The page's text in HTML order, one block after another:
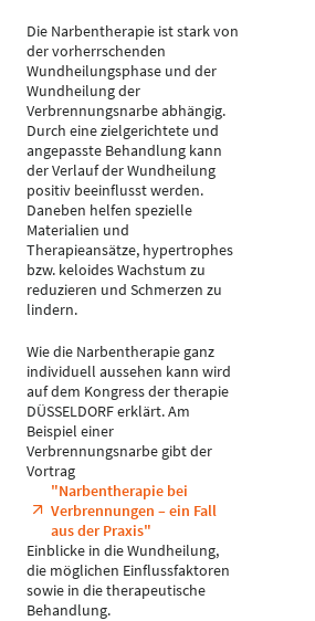
Die Narbentherapie ist stark von
der vorherrschenden
Wundheilungsphase und der
Wundheilung der
Verbrennungsnarbe abhängig.
Durch eine zielgerichtete und
angepasste Behandlung kann
der Verlauf der Wundheilung
positiv beeinflusst werden.
Daneben helfen spezielle
Materialien und
Therapieansätze, hypertrophes
bzw. keloides Wachstum zu
reduzieren und Schmerzen zu
lindern.
Wie die Narbentherapie ganz
individuell aussehen kann wird
auf dem Kongress der therapie
DÜSSELDORF erklärt. Am
Beispiel einer
Verbrennungsnarbe gibt der
Vortrag
"Narbentherapie bei
Verbrennungen – ein Fall
aus der Praxis"
Einblicke in die Wundheilung,
die möglichen Einflussfaktoren
sowie in die therapeutische
Behandlung.